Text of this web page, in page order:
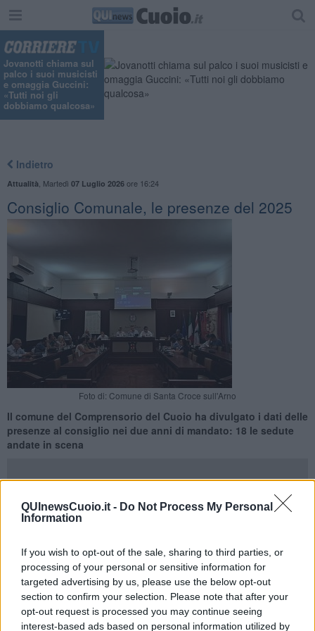
QUInewsCuoio.it - Do Not Process My Personal
Information
If you wish to opt-out of the sale, sharing to third parties, or
processing of your personal or sensitive information for
targeted advertising by us, please use the below opt-out
section to confirm your selection. Please note that after your
opt-out request is processed you may continue seeing
interest-based ads based on personal information utilized by
Jovanotti chiama sul
palco i suoi musicisti
e omaggia Guccini:
«Tutti noi gli
dobbiamo qualcosa»
Indietro
Attualità Martedì 07 Luglio 2026ore 16:24
Consiglio Comunale, le presenze del 2025
Foto di: Comune di Santa Croce sull'Arno
Il comune del Comprensorio del Cuoio ha divulgato i dati delle
presenze al consiglio nei due anni di mandato: 18 le sedute
andate in scena
per il consiglio comunale, a due anni di mandato il municipioha
divulgato i dati delle presenze ai consigli comunali
A Santa Croce sull'Arno tra Luglio 2024 e Giugno 2026 ha fatto 18
sedute del consiglio, "tra i più virtuosi che sono statipresenti a
tutte le sedutee che quindi hanno il 100 per cento di presenze
compare il nome del sindacoRoberto Giannoni del vicesindaco